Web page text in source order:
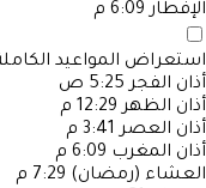
الإفطار 6:09 م
استعراض المواعيد
أذان الفجر 5:25 ص
أذان الظهر 12:29 م
أذان العصر 3:41 م
أذان المغرب 6:09 م
العشاء (رمضان) 7:29 م